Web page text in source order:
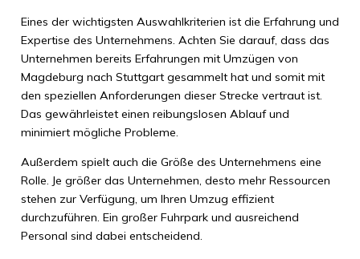
Eines der wichtigsten Auswahlkriterien ist die Erfahrung und
Expertise des Unternehmens. Achten Sie darauf, dass das
Unternehmen bereits Erfahrungen mit Umzügen von
Magdeburg nach Stuttgart gesammelt hat und somit mit
den speziellen Anforderungen dieser Strecke vertraut ist.
Das gewährleistet einen reibungslosen Ablauf und
minimiert mögliche Probleme.
Außerdem spielt auch die Größe des Unternehmens eine
Rolle. Je größer das Unternehmen, desto mehr Ressourcen
stehen zur Verfügung, um Ihren Umzug effizient
durchzuführen. Ein großer Fuhrpark und ausreichend
Personal sind dabei entscheidend.